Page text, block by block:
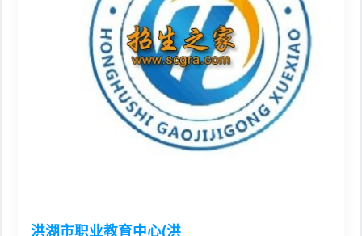
洪湖市职业教育中心(洪